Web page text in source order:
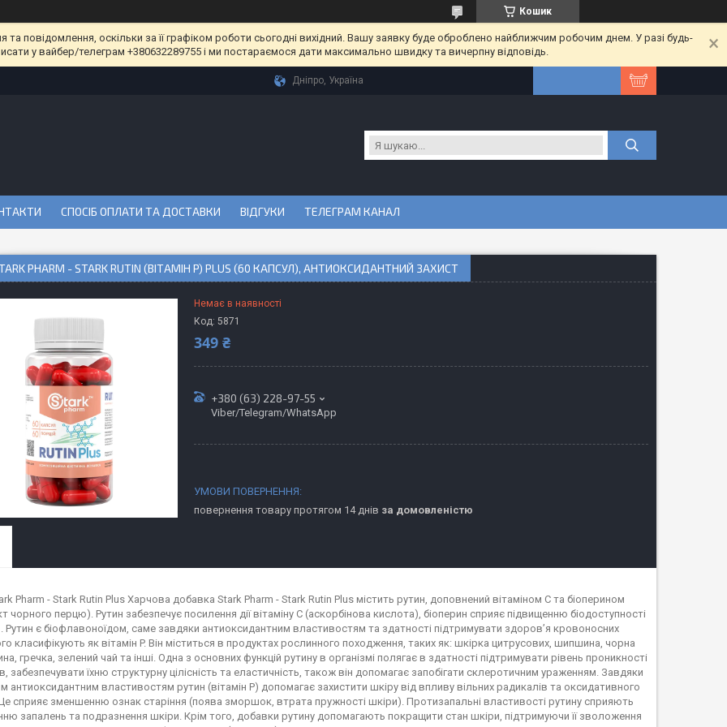
Кошик
повідомлення, оскільки за її графіком роботи сьогодні вихідний. Вашу заявку буде оброблено найближчим робочим днем. У разі будь-
у вайбер/телеграм +380632289755 і ми постараємося дати максимально швидку та вичерпну відповідь.
Дніпро, Україна
СПОСІБ ОПЛАТИ ТА ДОСТАВКИ ВІДГУКИ ТЕЛЕГРАМ КАНАЛ
PHARM - STARK RUTIN (ВІТАМІН P) PLUS (60 КАПСУЛ), АНТИОКСИДАНТНИЙ ЗАХИСТ
Немає в наявності
Код: 5871
349 ₴
+380 (63) 228-97-55
Viber/Telegram/WhatsApp
повернення товару протягом 14 днів за домовленістю
Pharm - Stark Rutin Plus Харчова добавка Stark Pharm - Stark Rutin Plus містить рутин, доповнений вітаміном C та біоперином
чорного перцю). Рутин забезпечує посилення дії вітаміну С (аскорбінова кислота), біоперин сприяє підвищенню біодоступності
Рутин є біофлавоноїдом, саме завдяки антиоксидантним властивостям та здатності підтримувати здоров’я кровоносних
класифікують як вітамін P. Він міститься в продуктах рослинного походження, таких як: шкірка цитрусових, шипшина, чорна
гречка, зелений чай та інші. Одна з основних функцій рутину в організмі полягає в здатності підтримувати рівень проникності
забезпечувати їхню структурну цілісність та еластичність, також він допомагає запобігати склеротичним ураженням. Завдяки
антиоксидантним властивостям рутин (вітамін P) допомагає захистити шкіру від впливу вільних радикалів та оксидативного
сприяє зменшенню ознак старіння (поява зморшок, втрата пружності шкіри). Протизапальні властивості рутину сприяють
запалень та подразнення шкіри. Крім того, добавки рутину допомагають покращити стан шкіри, підтримуючи її зволоження